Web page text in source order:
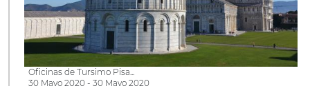
Oficinas de Tursimo Pisa...
30 Mayo 2020 - 30 Mayo 2020